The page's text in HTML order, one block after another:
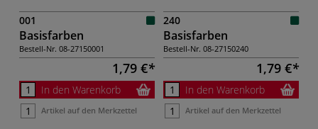
001
Basisfarben
Bestell-Nr. 08-27150001
1,79 €
In den Warenkorb
Artikel auf den Merkzettel
240
Basisfarben
Bestell-Nr. 08-27150240
1,79 €
In den Warenkorb
Artikel auf den Merkzettel